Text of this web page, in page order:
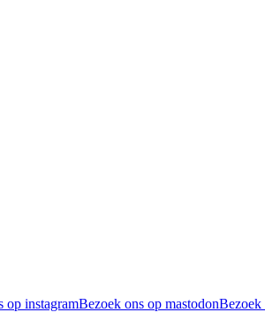
op instagramBezoek ons op mastodonBezoek